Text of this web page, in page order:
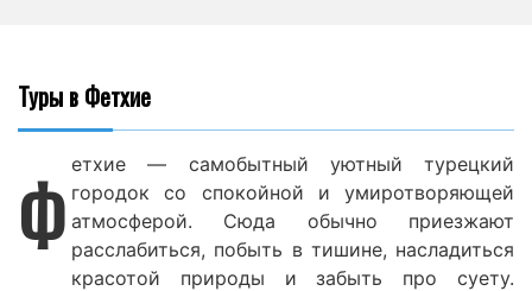
Туры в Фетхие
Ф етхие — самобытный уютный турецкий
городок со спокойной и умиротворяющей
атмосферой. Сюда обычно приезжают
расслабиться, побыть в тишине, насладиться
красотой природы и забыть про суету.